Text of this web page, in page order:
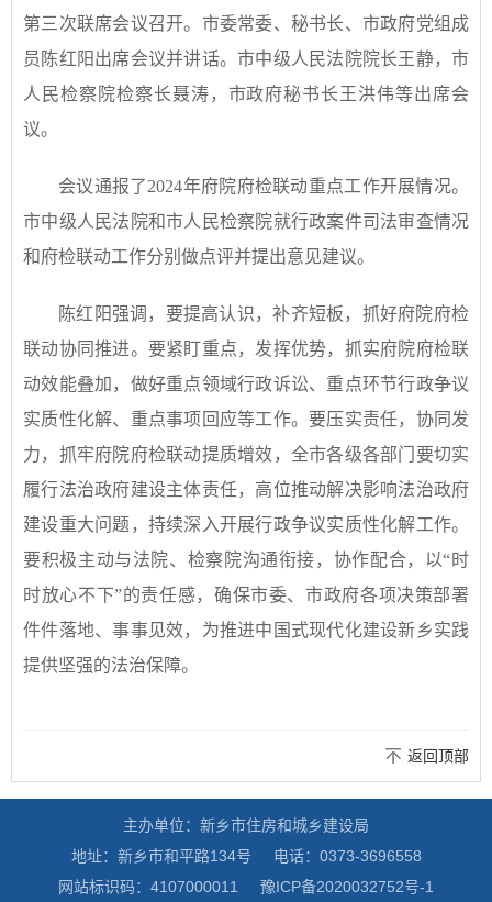
第三次联席会议召开。市委常委、秘书长、市政府党组成
员陈红阳出席会议并讲话。市中级人民法院院长王静，市
人民检察院检察长聂涛，市政府秘书长王洪伟等出席会
议。
会议通报了2024年府院府检联动重点工作开展情况。
市中级人民法院和市人民检察院就行政案件司法审查情况
和府检联动工作分别做点评并提出意见建议。
陈红阳强调，要提高认识，补齐短板，抓好府院府检
联动协同推进。要紧盯重点，发挥优势，抓实府院府检联
动效能叠加，做好重点领域行政诉讼、重点环节行政争议
实质性化解、重点事项回应等工作。要压实责任，协同发
力，抓牢府院府检联动提质增效，全市各级各部门要切实
履行法治政府建设主体责任，高位推动解决影响法治政府
建设重大问题，持续深入开展行政争议实质性化解工作。
要积极主动与法院、检察院沟通衔接，协作配合，以“时
时放心不下”的责任感，确保市委、市政府各项决策部署
件件落地、事事见效，为推进中国式现代化建设新乡实践
提供坚强的法治保障。
返回顶部
主办单位：新乡市住房和城乡建设局
地址：新乡市和平路134号
电话：0373-3696558
网站标识码：4107000011
豫ICP备2020032752号-1